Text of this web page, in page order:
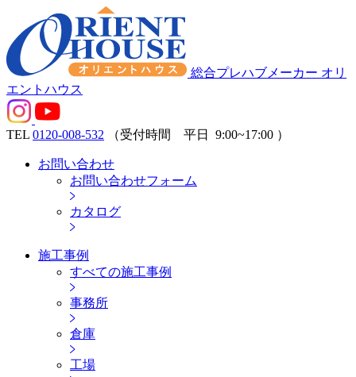
総合プレハブメーカー オリ
エントハウス
TEL 0120-008-532 （受付時間 平日 9:00~17:00 ）
お問い合わせ
お問い合わせフォーム
カタログ
施工事例
すべての施工事例
事務所
倉庫
工場